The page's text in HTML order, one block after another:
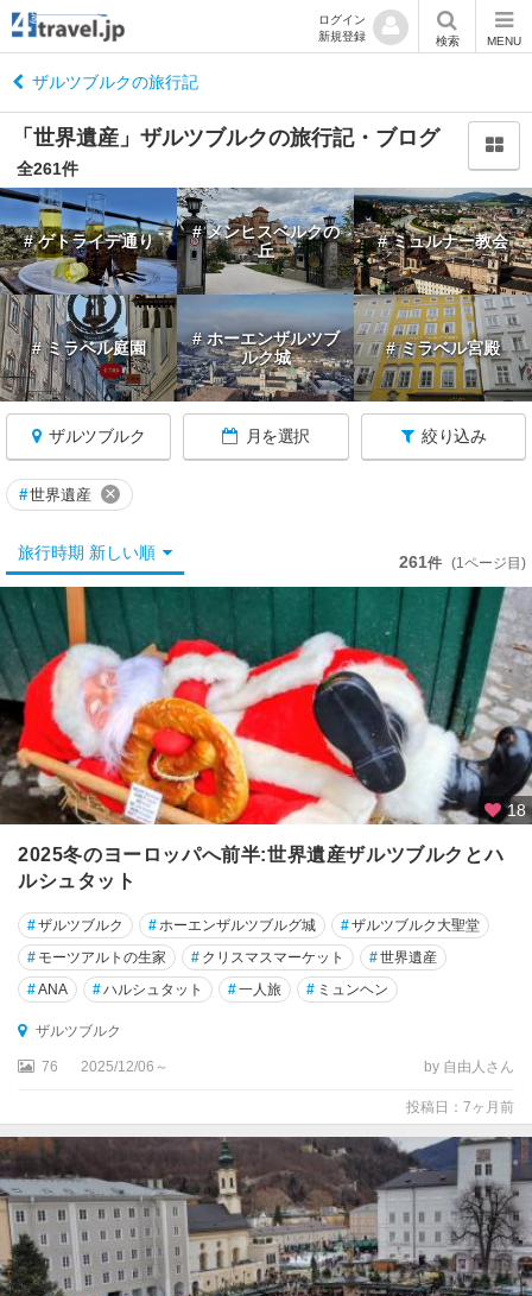
ログイン
新規登録
検索 MENU
ザルツブルクの旅行記
「世界遺産」ザルツブルクの旅行記・ブログ
全261件
# ゲトライデ通り
# メンヒスベルクの
丘
# ミュルナー教会
# ミラベル庭園
# ホーエンザルツブ
ルク城
# ミラベル宮殿
ザルツブルク 月を選択 絞り込み
オ
ー
ス
ト
リ
ア
へ
戻
る
★
イ
ス
ブ
ル
ッ
ク
★
ー
ン
★
ザ
ル
カ
ン
グ
ト
周
辺
★
#世界遺産 ×
旅行時期 新しい順 261件 (1ページ目)
18
2025冬のヨーロッパへ前半:世界遺産ザルツブルクとハ
ルシュタット
#ザルツブルク #ホーエンザルツブルグ城 #ザルツブルク大聖堂
# モーツアルトの生家 # クリスマスマーケット #世界遺産
#ANA #ハルシュタット #一人旅 # ミュンヘン
ザルツブルク
76 2025/12/06～ by 自由人さん
投稿日：7ヶ月前